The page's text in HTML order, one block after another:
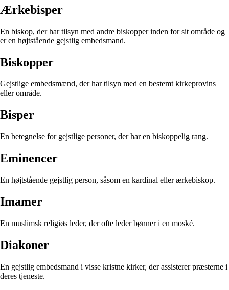
Ærkebisper
En biskop, der har tilsyn med andre biskopper inden for sit område og
er en højtstående gejstlig embedsmand.
Biskopper
Gejstlige embedsmænd, der har tilsyn med en bestemt kirkeprovins
eller område.
Bisper
En betegnelse for gejstlige personer, der har en biskoppelig rang.
Eminencer
En højtstående gejstlig person, såsom en kardinal eller ærkebiskop.
Imamer
En muslimsk religiøs leder, der ofte leder bønner i en moské.
Diakoner
En gejstlig embedsmand i visse kristne kirker, der assisterer præsterne i
deres tjeneste.